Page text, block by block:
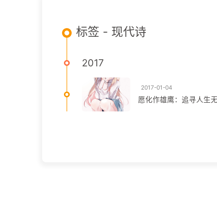
标签 - 现代诗
2017
2017-01-04
愿化作雄鹰：追寻人生